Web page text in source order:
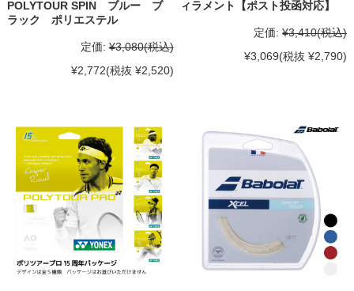
POLYTOUR SPIN ブルー ブ
ラック ポリエステル
定価: ¥3,080(税込)
¥2,772(税抜 ¥2,520)
ィラメント【ポスト投函対応】
定価: ¥3,410(税込)
¥3,069(税抜 ¥2,790)